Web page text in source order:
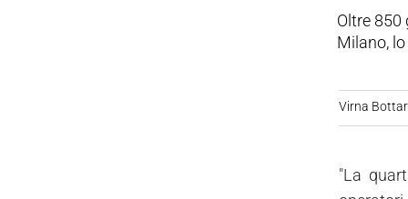
Oltre 850
Milano,
Virna
"La